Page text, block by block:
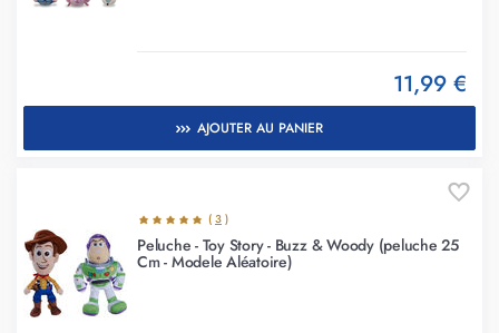
11,99 €
AJOUTER AU PANIER
( 3 )
Peluche - Toy Story - Buzz & Woody (peluche 25
Cm - Modele Aléatoire)